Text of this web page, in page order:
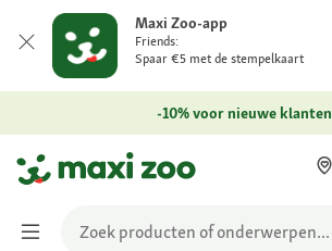
Maxi Zoo-app
Friends:
Spaar €5 met de stempelkaart
-10% voor nieuwe klanten